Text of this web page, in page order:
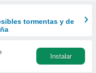
tormentas y de
Instalar